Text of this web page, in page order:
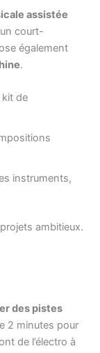
assistée
court-
également
.
de
instruments,
ambitieux.
des pistes
2 minutes pour
de l’électro à